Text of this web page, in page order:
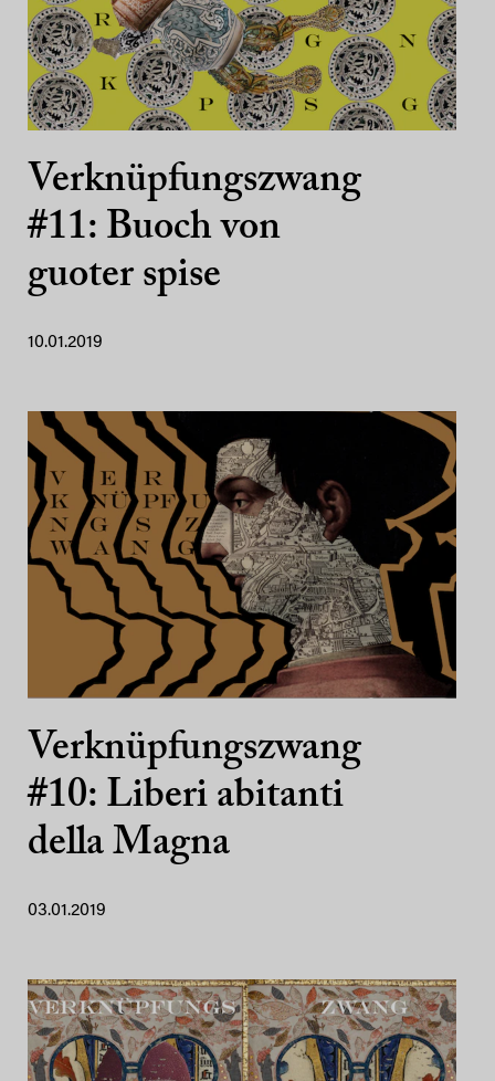
Verknüpfungszwang
#11: Buoch von
guoter spise
10.01.2019
Verknüpfungszwang
#10: Liberi abitanti
della Magna
03.01.2019